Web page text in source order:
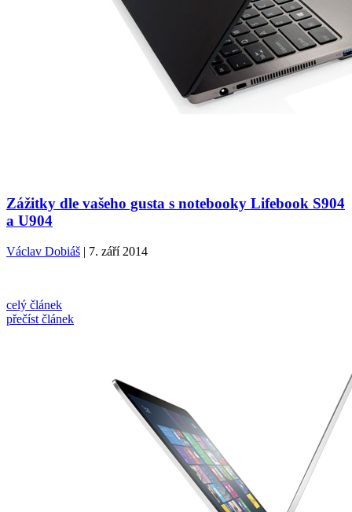
Zážitky dle vašeho gusta s notebooky Lifebook S904
a U904
Václav Dobiáš | 7. září 2014
celý článek
přečíst článek